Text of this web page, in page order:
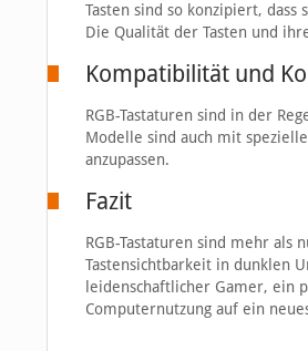
Tasten sind so konzipiert, dass
Die Qualität der Tasten und
Kompatibilität und
RGB-Tastaturen sind in der
Modelle sind auch mit
anzupassen.
Fazit
RGB-Tastaturen sind mehr als
Tastensichtbarkeit in dunklen
leidenschaftlicher Gamer, ein
Computernutzung auf ein